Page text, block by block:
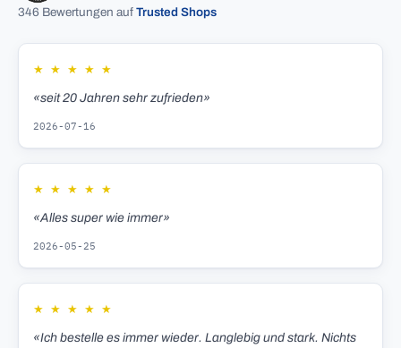
346 Bewertungen auf Trusted Shops
★ ★ ★ ★ ★
«seit 20 Jahren sehr zufrieden»
2026-07-16
★ ★ ★ ★ ★
«Alles super wie immer»
2026-05-25
★ ★ ★ ★ ★
«Ich bestelle es immer wieder. Langlebig und stark. Nichts